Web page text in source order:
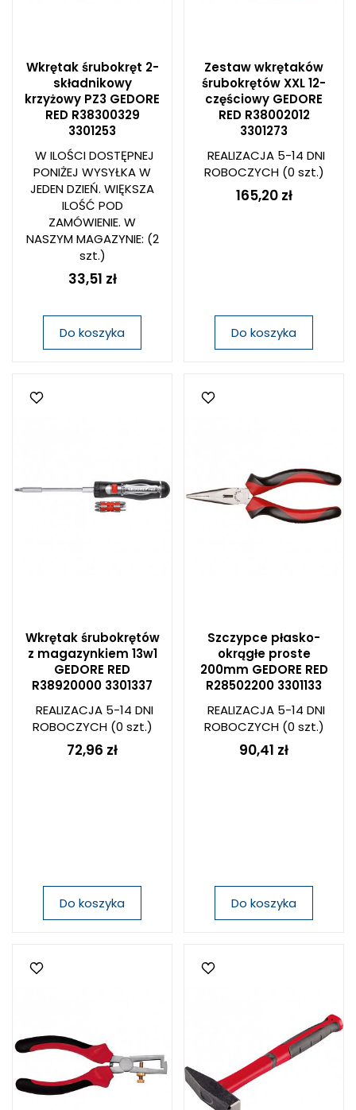
Wkrętak śrubokręt 2-
składnikowy
krzyżowy PZ3 GEDORE
RED R38300329
3301253
W ILOŚCI DOSTĘPNEJ
PONIŻEJ WYSYŁKA W
JEDEN DZIEŃ. WIĘKSZA
ILOŚĆ POD
ZAMÓWIENIE. W
NASZYM MAGAZYNIE: (2
szt.)
33,51 zł
Do koszyka
Zestaw wkrętaków
śrubokrętów XXL 12-
częściowy GEDORE
RED R38002012
3301273
REALIZACJA 5-14 DNI
ROBOCZYCH(0 szt.)
165,20 zł
Do koszyka
Wkrętak śrubokrętów
z magazynkiem 13w1
GEDORE RED
R38920000 3301337
REALIZACJA 5-14 DNI
ROBOCZYCH(0 szt.)
72,96 zł
Do koszyka
Szczypce płasko-
okrągłe proste
200mm GEDORE RED
R28502200 3301133
REALIZACJA 5-14 DNI
ROBOCZYCH(0 szt.)
90,41 zł
Do koszyka